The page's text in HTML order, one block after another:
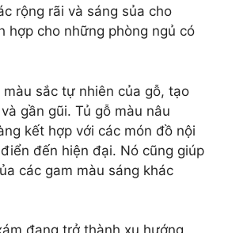
rộng rãi và sáng sủa cho
hợp cho những phòng ngủ có
sắc tự nhiên của gỗ, tạo
gần gũi. Tủ gỗ màu nâu
kết hợp với các món đồ nội
đến hiện đại. Nó cũng giúp
các gam màu sáng khác
đang trở thành xu hướng